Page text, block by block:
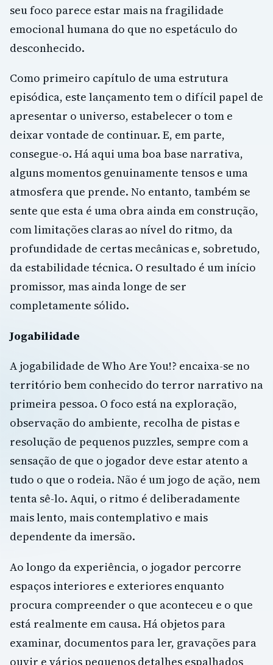
seu foco parece estar mais na fragilidade
emocional humana do que no espetáculo do
desconhecido.
Como primeiro capítulo de uma estrutura
episódica, este lançamento tem o difícil papel de
apresentar o universo, estabelecer o tom e
deixar vontade de continuar. E, em parte,
consegue-o. Há aqui uma boa base narrativa,
alguns momentos genuinamente tensos e uma
atmosfera que prende. No entanto, também se
sente que esta é uma obra ainda em construção,
com limitações claras ao nível do ritmo, da
profundidade de certas mecânicas e, sobretudo,
da estabilidade técnica. O resultado é um início
promissor, mas ainda longe de ser
completamente sólido.
Jogabilidade
A jogabilidade de Who Are You!? encaixa-se no
território bem conhecido do terror narrativo na
primeira pessoa. O foco está na exploração,
observação do ambiente, recolha de pistas e
resolução de pequenos puzzles, sempre com a
sensação de que o jogador deve estar atento a
tudo o que o rodeia. Não é um jogo de ação, nem
tenta sê-lo. Aqui, o ritmo é deliberadamente
mais lento, mais contemplativo e mais
dependente da imersão.
Ao longo da experiência, o jogador percorre
espaços interiores e exteriores enquanto
procura compreender o que aconteceu e o que
está realmente em causa. Há objetos para
examinar, documentos para ler, gravações para
ouvir e vários pequenos detalhes espalhados